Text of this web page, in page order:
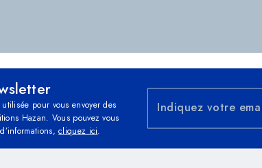
pour vous envoyer des
Hazan. Vous pouvez vous
cliquez ici.
Indiquez votre